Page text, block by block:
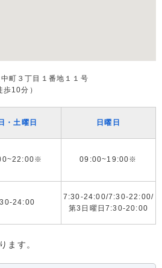
町３丁目１番地１１号
10分）
・土曜日 日曜日
09:00~19:00※
24:00
7:30-24:00/7:30-22:00/
第3日曜日7:30-20:00
ます。